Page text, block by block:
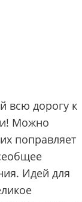
всю дорогу к
Можно
поправляет
Идей для